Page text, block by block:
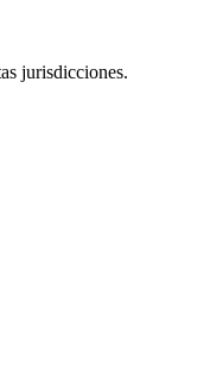
jurisdicciones.